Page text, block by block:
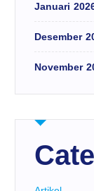
Januari
Desember
November